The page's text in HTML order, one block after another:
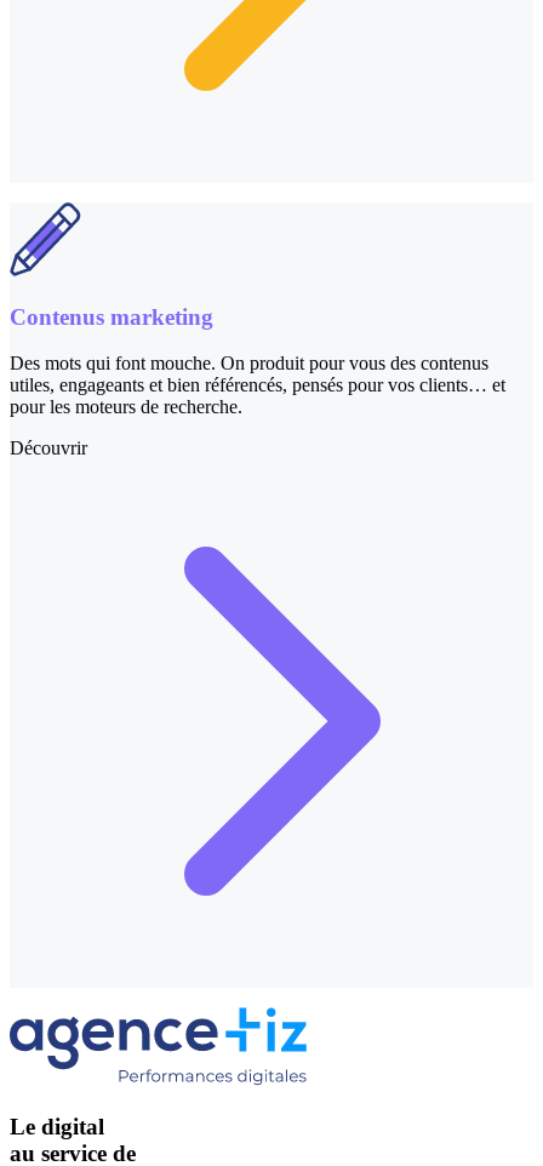
Contenus marketing
Des mots qui font mouche. On produit pour vous des contenus
utiles, engageants et bien référencés, pensés pour vos clients… et
pour les moteurs de recherche.
Découvrir
Le digital
au service de